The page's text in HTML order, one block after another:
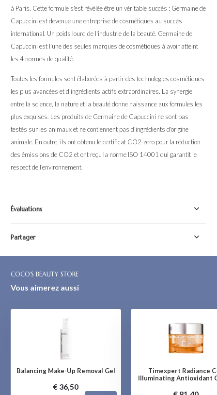
à Paris. Cette formule s'est révélée être un véritable succès : Germaine de
Capuccini est devenue une entreprise de cosmétiques au succès
international. Un poids lourd de l'industrie de la beauté. Germaine de
Capuccini est l'une des seules marques de cosmétiques à avoir atteint
les 4 normes de qualité.
Toutes les formules sont élaborées à partir des technologies cosmétiques
les plus avancées et d'ingrédients actifs extraordinaires. La synergie
entre la science, la nature et la beauté donne naissance aux formules les
plus exquises. Les produits de Germaine de Capuccini ne sont pas
testés sur les animaux et ne contiennent pas d'ingrédients d'origine
animale. En outre, ils ont obtenu le certificat CO2-zero pour la réduction
des émissions de CO2 et ont reçu la norme ISO 14001 qui garantit le
respect de l'environnement.
Évaluations
Partager
COCO'S BEAUTY STORE
Vous aimerez aussi
Balancing Make-Up Removal Gel
€ 36,50
Timexpert Radiance
Illuminating Antioxidant